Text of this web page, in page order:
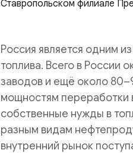
Россия является одним
топлива. Всего в России
заводов и ещё около
мощностям переработки
собственные нужды в
разным видам
внутренний рынок